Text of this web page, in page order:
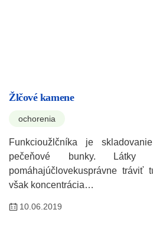
Žlčové kamene
ochorenia
Funkcioužlčníka je
pečeňové bunky.
pomáhajúčlovekusprávne tráviť
však koncentrácia…
10.06.2019